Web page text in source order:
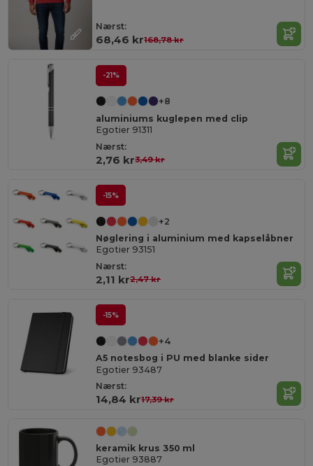
Nærst:
68,46 kr168,78 kr
-21%
+8
aluminiums kuglepen med clip
Egotier 91311
Nærst:
2,76 kr3,49 kr
-15%
+2
Nøglering i aluminium med kapselåbner
Egotier 93151
Nærst:
2,11 kr2,47 kr
-15%
+4
A5 notesbog i PU med blanke sider
Egotier 93487
Nærst:
14,84 kr17,39 kr
keramik krus 350 ml
Egotier 93887